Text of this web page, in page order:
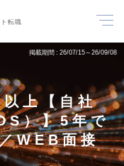
転職
掲載期間 26/07/15～26/09/08
上【自社
）】5年で
WEB面接